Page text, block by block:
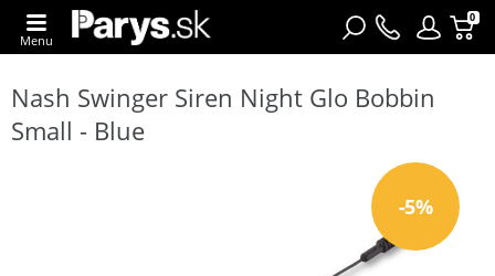
0
Menu
Nash Swinger Siren Night Glo Bobbin
Small - Blue
-5%